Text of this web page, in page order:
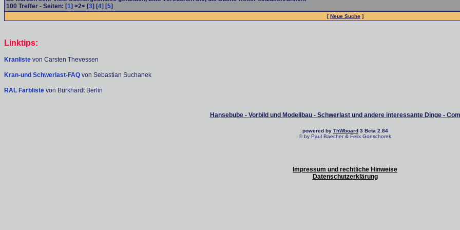
100 Treffer - Seiten: [1] >2< [3] [4] [5]
[Neue Suche]
Linktips:
Kranliste von Carsten Thevessen
Kran-und Schwerlast-FAQ von Sebastian Suchanek
RAL Farbliste von Burkhardt Berlin
Hansebube - Vorbild und Modellbau - Schwerlast und andere interessante Dinge -
powered by ThWboard3 Beta 2.84
© by Paul Baecher & Felix Gonschorek
Impressum und rechtliche Hinweise
Datenschutzerklärung